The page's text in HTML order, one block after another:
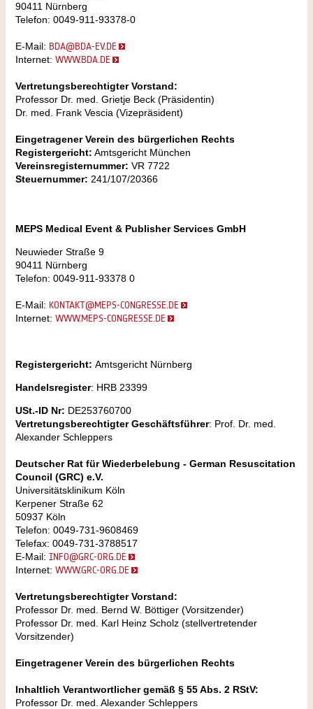
90411 Nürnberg
Telefon: 0049-911-93378-0
E-Mail: BDA@BDA-EV.DE
Internet: WWW.BDA.DE
Vertretungsberechtigter Vorstand:
Professor Dr. med. Grietje Beck (Präsidentin)
Dr. med. Frank Vescia (Vizepräsident)
Eingetragener Verein des bürgerlichen Rechts
Registergericht: Amtsgericht München
Vereinsregisternummer: VR 7722
Steuernummer: 241/107/20366
MEPS Medical Event & Publisher Services GmbH
Neuwieder Straße 9
90411 Nürnberg
Telefon: 0049-911-93378 0
E-Mail: KONTAKT@MEPS-CONGRESSE.DE
Internet: WWW.MEPS-CONGRESSE.DE
Registergericht: Amtsgericht Nürnberg
Handelsregister: HRB 23399
USt.-ID Nr: DE253760700
Vertretungsberechtigter Geschäftsführer: Prof. Dr. med.
Alexander Schleppers
Deutscher Rat für Wiederbelebung - German Resuscitation
Council (GRC) e.V.
Universitätsklinikum Köln
Kerpener Straße 62
50937 Köln
Telefon: 0049-731-9608469
Telefax: 0049-731-3788517
E-Mail: INFO@GRC-ORG.DE
Internet: WWW.GRC-ORG.DE
Vertretungsberechtigter Vorstand:
Professor Dr. med. Bernd W. Böttiger (Vorsitzender)
Professor Dr. med. Karl Heinz Scholz (stellvertretender
Vorsitzender)
Eingetragener Verein des bürgerlichen Rechts
Inhaltlich Verantwortlicher gemäß § 55 Abs. 2 RStV:
Professor Dr. med. Alexander Schleppers